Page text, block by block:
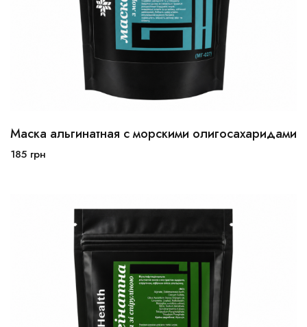
Маска альгинатная с морскими олигосахаридами
185 грн